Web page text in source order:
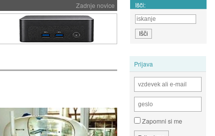
Zadnje novice Išči:
Prijava
Zapomni si me